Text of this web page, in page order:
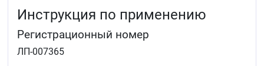
Инструкция по применению
Регистрационный номер
ЛП-007365